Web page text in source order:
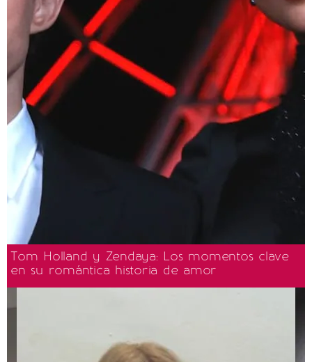
Tom Holland y Zendaya: Los momentos clave
en su romántica historia de amor